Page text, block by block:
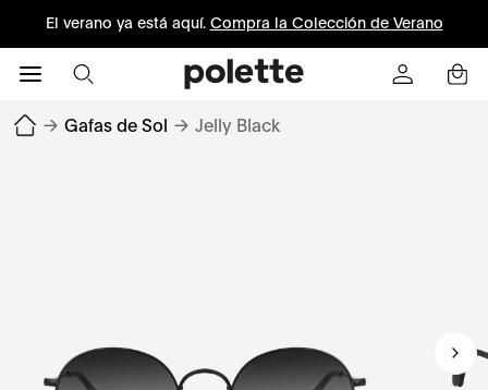
El verano ya está aquí. Compra la Colección de Verano
→ Gafas de Sol → Jelly Black